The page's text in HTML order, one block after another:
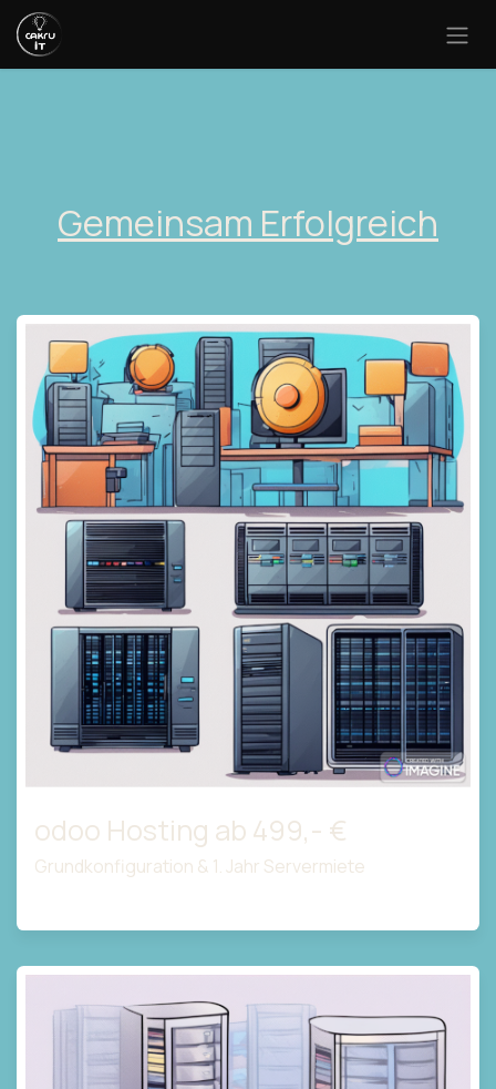
Zum Inhalt springen
Gemeinsam Erfolgreich
odoo Hosting ab 499,- €
Grundkonfiguration & 1. Jahr Servermiete